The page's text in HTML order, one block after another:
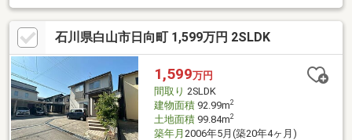
わせお待ちしております。※仲介指定業者有
石川県白山市日向町 1,599万円 2SLDK
1,599万円
間取り 2SLDK
建物面積92.99m2
土地面積99.84m2
築年月 2006年5月(築20年4ヶ月)